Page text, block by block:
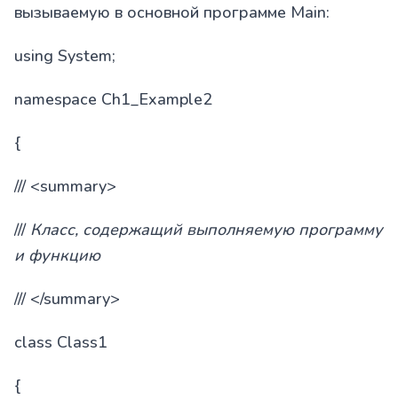
вызываемую в основной программе Main:
using System;
namespace Ch1_Example2
{
/// <summary>
/// Класс, содержащий выполняемую программу
и функцию
/// </summary>
class Class1
{